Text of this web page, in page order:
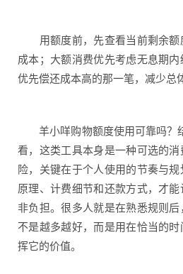
用额度前，先查看当前剩余额
成本；大额消费优先考虑无息期内
优先偿还成本高的那一笔，减少总
羊小咩购物额度使用可靠吗？
看，这类工具本身是一种可选的
险，关键在于个人使用的节奏与
原理、计费细节和还款方式，才
非负担。很多人就是在熟悉规则
不是越多越好，而是用在恰当的
挥它的价值。